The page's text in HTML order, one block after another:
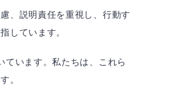
、説明責任を重視し、行動す
しています。
ています。私たちは、これら
。